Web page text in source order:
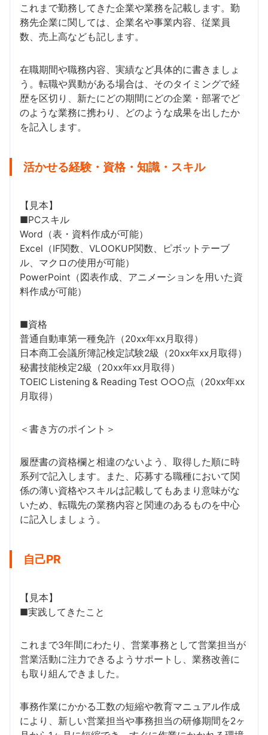
これまで勤務してきた企業や業務を記載します。勤
務先企業に関しては、企業名や事業内容、従業員
数、売上高なども記します。
在職期間や職務内容、実績など具体的に書きましょ
う。転職や異動がある場合は、そのタイミングで経
歴を区切り、新たにどの期間にどの企業・部署でど
のような業務に携わり、どのような成果を出したか
を記入します。
活かせる経験・資格・知識・スキル
【見本】
■PCスキル
Word（表・資料作成が可能）
Excel（IF関数、VLOOKUP関数、ピボットテーブ
ル、マクロの使用が可能）
PowerPoint（図表作成、アニメーションを用いた資
料作成が可能）
■資格
普通自動車第一種免許（20xx年xx月取得）
日本商工会議所簿記検定試験2級（20xx年xx月取得）
秘書技能検定2級（20xx年xx月取得）
TOEIC Listening & Reading Test ○○○点（20xx年xx
月取得）
＜書き方のポイント＞
履歴書の資格欄と相違のないよう、取得した順に時
系列で記入します。また、応募する職種において関
係の薄い資格やスキルは記載してもあまり意味がな
いため、転職先の業務内容と関連のあるものを中心
に記入しましょう。
自己PR
【見本】
■実践してきたこと
これまで3年間にわたり、営業事務として営業担当が
営業活動に注力できるようサポートし、業務改善に
も取り組んできました。
事務作業にかかる工数の短縮や教育マニュアル作成
により、新しい営業担当や事務担当の研修期間を2ヶ